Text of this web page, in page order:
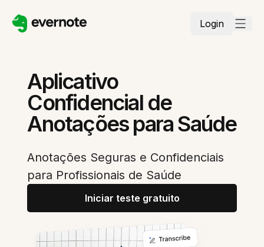
Login
Aplicativo
Confidencial de
Anotações para Saúde
Anotações Seguras e Confidenciais
para Profissionais de Saúde
Iniciar teste gratuito